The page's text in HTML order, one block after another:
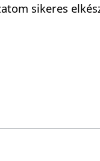
sikeres